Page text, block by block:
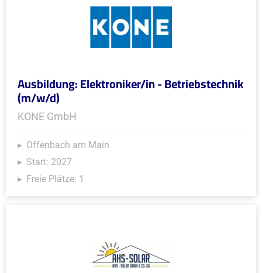
Ausbildung: Elektroniker/in - Betriebstechnik
(m/w/d)
KONE GmbH
Offenbach am Main
Start: 2027
Freie Plätze: 1